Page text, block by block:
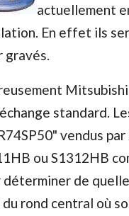
actuellement
En effet ils
gravés.
standard.
vendus
ou S1312HB
déterminer de
du rond central où